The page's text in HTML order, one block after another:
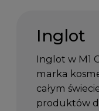
Inglot
Inglot w M1
marka
całym
produktów